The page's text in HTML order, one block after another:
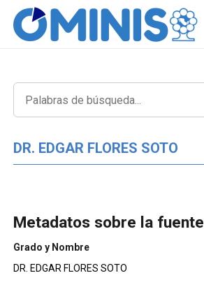
DR. EDGAR FLORES SOTO
Metadatos sobre la fuente
Grado y Nombre
DR. EDGAR FLORES SOTO